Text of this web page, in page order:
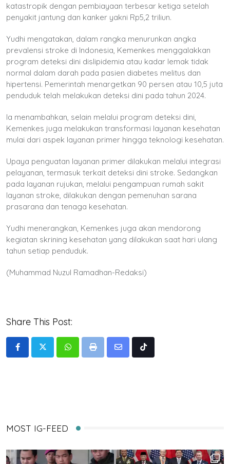
katastropik dengan pembiayaan terbesar ketiga setelah
penyakit jantung dan kanker yakni Rp5,2 triliun.
Yudhi mengatakan, dalam rangka menurunkan angka
prevalensi stroke di Indonesia, Kemenkes menggalakkan
program deteksi dini dislipidemia atau kadar lemak tidak
normal dalam darah pada pasien diabetes melitus dan
hipertensi. Pemerintah menargetkan 90 persen atau 10,5 juta
penduduk telah melakukan deteksi dini pada tahun 2024.
Ia menambahkan, selain melalui program deteksi dini,
Kemenkes juga melakukan transformasi layanan kesehatan
mulai dari aspek layanan primer hingga teknologi kesehatan.
Upaya penguatan layanan primer dilakukan melalui integrasi
pelayanan, termasuk terkait deteksi dini stroke. Sedangkan
pada layanan rujukan, melalui pengampuan rumah sakit
layanan stroke, dilakukan dengan pemenuhan sarana
prasarana dan tenaga kesehatan.
Yudhi menerangkan, Kemenkes juga akan mendorong
kegiatan skrining kesehatan yang dilakukan saat hari ulang
tahun setiap penduduk.
(Muhammad Nuzul Ramadhan-Redaksi)
Share This Post:
WhatsappPrint
Share
Tiktok
MOST IG-FEED